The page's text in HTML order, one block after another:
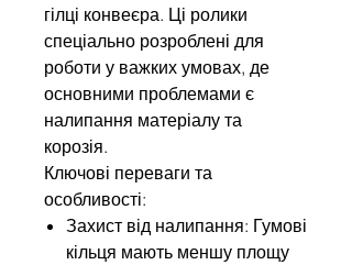
гілці конвеєра. Ці ролики
спеціально розроблені для
роботи у важких умовах, де
основними проблемами є
налипання матеріалу та
корозія.
Ключові переваги та
особливості:
Захист від налипання: Гумові
кільця мають меншу площу